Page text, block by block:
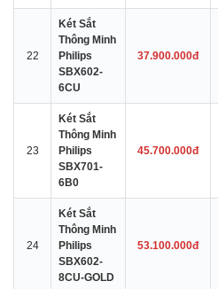
22
Két Sắt
Thông Minh
Philips
SBX602-
6CU
37.900.000đ
23
Két Sắt
Thông Minh
Philips
SBX701-
6B0
45.700.000đ
24
Két Sắt
Thông Minh
Philips
SBX602-
8CU-GOLD
53.100.000đ